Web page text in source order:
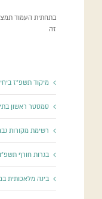
בתחתית העמוד
זה
מיקוד תשפ”ז
סמסטר ראשון
רשימת מקורות
בגרות חורף
בינה מלאכותית